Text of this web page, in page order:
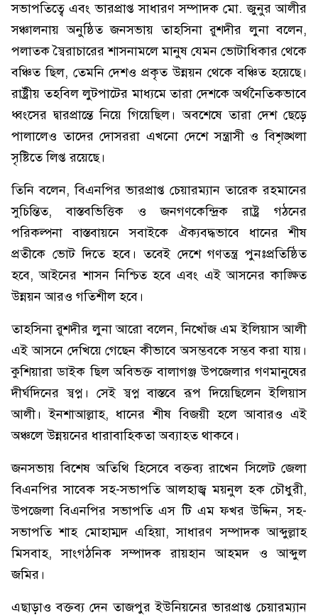
সভাপতিত্বে এবং ভারপ্রাপ্ত সাধারণ সম্পাদক মো. জুনুর আলীর
সঞ্চালনায় অনুষ্ঠিত জনসভায় তাহসিনা রুশদীর লুনা বলেন,
পলাতক স্বৈরাচারের শাসনামলে মানুষ যেমন ভোটাধিকার থেকে
বঞ্চিত ছিল, তেমনি দেশও প্রকৃত উন্নয়ন থেকে বঞ্চিত হয়েছে।
রাষ্ট্রীয় তহবিল লুটপাটের মাধ্যমে তারা দেশকে অর্থনৈতিকভাবে
ধ্বংসের দ্বারপ্রান্তে নিয়ে গিয়েছিল। অবশেষে তারা দেশ ছেড়ে
পালালেও তাদের দোসররা এখনো দেশে সন্ত্রাসী ও বিশৃঙ্খলা
সৃষ্টিতে লিপ্ত রয়েছে।
তিনি বলেন, বিএনপির ভারপ্রাপ্ত চেয়ারম্যান তারেক রহমানের
সুচিন্তিত, বাস্তবভিত্তিক ও জনগণকেন্দ্রিক রাষ্ট্র গঠনের
পরিকল্পনা বাস্তবায়নে সবাইকে ঐক্যবদ্ধভাবে ধানের শীষ
প্রতীকে ভোট দিতে হবে। তবেই দেশে গণতন্ত্র পুনঃপ্রতিষ্ঠিত
হবে, আইনের শাসন নিশ্চিত হবে এবং এই আসনের কাঙ্ক্ষিত
উন্নয়ন আরও গতিশীল হবে।
তাহসিনা রুশদীর লুনা আরো বলেন, নিখোঁজ এম ইলিয়াস আলী
এই আসনে দেখিয়ে গেছেন কীভাবে অসম্ভবকে সম্ভব করা যায়।
কুশিয়ারা ডাইক ছিল অবিভক্ত বালাগঞ্জ উপজেলার গণমানুষের
দীর্ঘদিনের স্বপ্ন। সেই স্বপ্ন বাস্তবে রূপ দিয়েছিলেন ইলিয়াস
আলী। ইনশাআল্লাহ, ধানের শীষ বিজয়ী হলে আবারও এই
অঞ্চলে উন্নয়নের ধারাবাহিকতা অব্যাহত থাকবে।
জনসভায় বিশেষ অতিথি হিসেবে বক্তব্য রাখেন সিলেট জেলা
বিএনপির সাবেক সহ-সভাপতি আলহাজ্ব ময়নুল হক চৌধুরী,
উপজেলা বিএনপির সভাপতি এস টি এম ফখর উদ্দিন, সহ-
সভাপতি শাহ মোহাম্মদ এহিয়া, সাধারণ সম্পাদক আব্দুল্লাহ
মিসবাহ, সাংগঠনিক সম্পাদক রায়হান আহমদ ও আব্দুল
জমির।
এছাড়াও বক্তব্য দেন তাজপুর ইউনিয়নের ভারপ্রাপ্ত চেয়ারম্যান